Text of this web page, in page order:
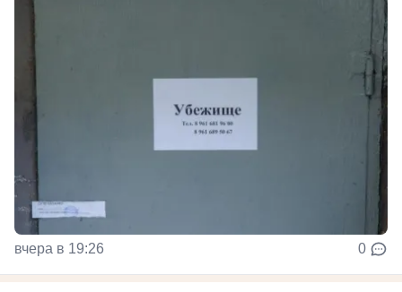
вчера в 19:26 0